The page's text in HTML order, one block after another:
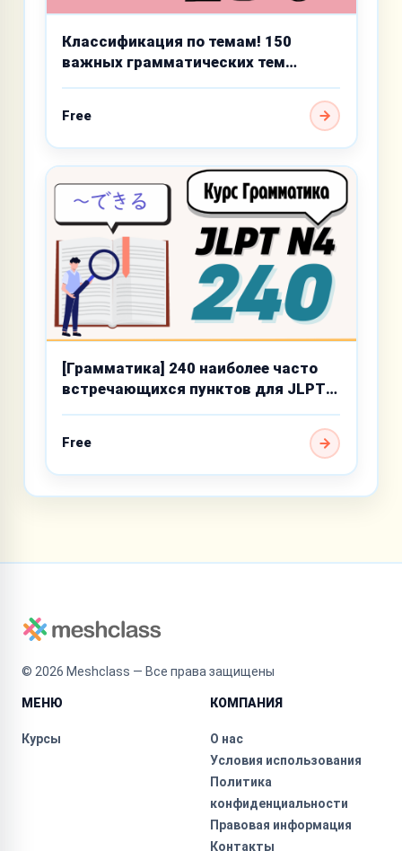
Классификация по темам! 150
важных грамматических тем
Free
[Грамматика] 240 наиболее часто
встречающихся пунктов для JLPT
N4
Free
© 2026 Meshclass — Все права защищены
МЕНЮ
Курсы
КОМПАНИЯ
О нас
Условия использования
Политика
конфиденциальности
Правовая информация
Контакты